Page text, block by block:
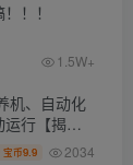
！！
1.5W+
机、自动化
运行【揭
宝币9.9 2034